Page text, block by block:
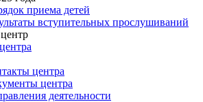
приема детей
вступительных прослушиваний
центра
центра
деятельности